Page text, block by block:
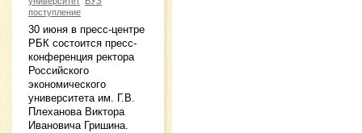
поступление
30 июня в пресс-центре
РБК состоится пресс-
конференция ректора
Российского
экономического
университета им. Г.В.
Плеханова Виктора
Ивановича Гришина.